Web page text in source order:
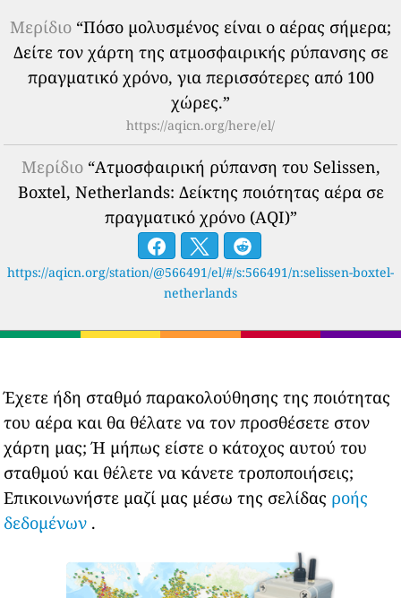
Μερίδιο “Πόσο μολυσμένος είναι ο αέρας σήμερα;
Δείτε τον χάρτη της ατμοσφαιρικής ρύπανσης σε
πραγματικό χρόνο, για περισσότερες από 100
χώρες.”
https://aqicn.org/here/el/
Μερίδιο“Ατμοσφαιρική ρύπανση του Selissen,
Boxtel, Netherlands: Δείκτης ποιότητας αέρα σε
πραγματικό χρόνο (AQI)”
https://aqicn.org/station/@566491/el/#/s:566491/n:selissen-boxtel-
netherlands
Έχετε ήδη σταθμό παρακολούθησης της ποιότητας
του αέρα και θα θέλατε να τον προσθέσετε στον
χάρτη μας; Ή μήπως είστε ο κάτοχος αυτού του
σταθμού και θέλετε να κάνετε τροποποιήσεις;
Επικοινωνήστε μαζί μας μέσω της σελίδας ροής
δεδομένων .